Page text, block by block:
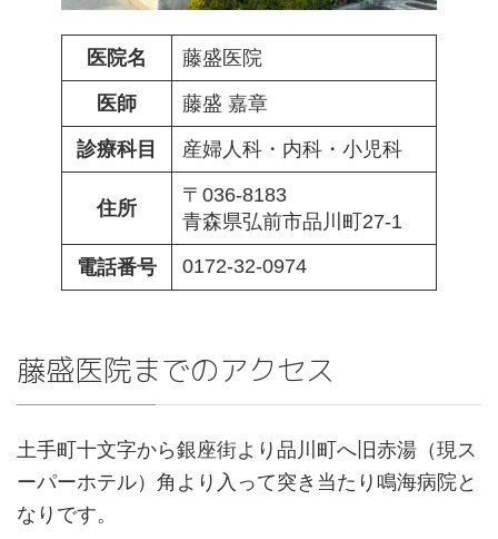
医院名 藤盛医院
医師 藤盛 嘉章
診療科目 産婦人科・内科・小児科
住所
〒036-8183
青森県弘前市品川町27-1
電話番号 0172-32-0974
藤盛医院までのアクセス
土手町十文字から銀座街より品川町へ旧赤湯（現ス
ーパーホテル）角より入って突き当たり鳴海病院と
なりです。